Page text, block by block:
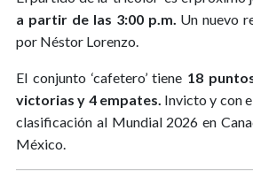
a partir de las 3:00 p.m. Un nuevo
por Néstor Lorenzo.
El conjunto ‘cafetero’ tiene 18
victorias y 4 empates. Invicto y con
clasificación al Mundial 2026 en
México.